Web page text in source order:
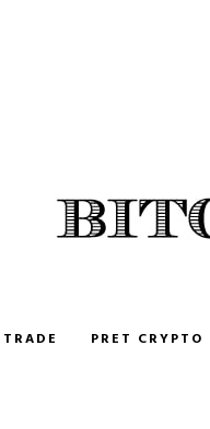
BITCOIN IN
TRADE PRET CRYPTO